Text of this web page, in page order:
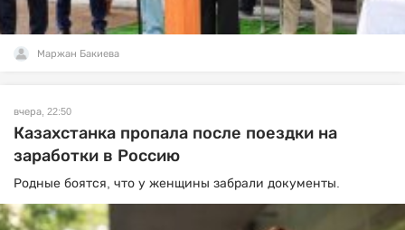
Маржан Бакиева
вчера, 22:50
Казахстанка пропала после поездки на
заработки в Россию
Родные боятся, что у женщины забрали документы.